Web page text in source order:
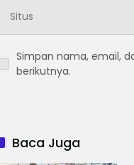
Simpan nama, email,
berikutnya.
Baca Juga